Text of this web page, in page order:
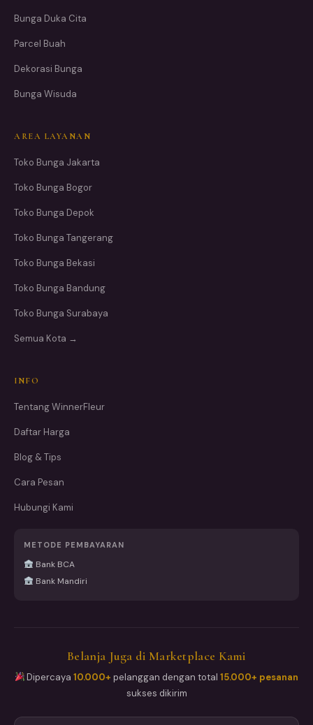
Bunga Duka Cita
Parcel Buah
Dekorasi Bunga
Bunga Wisuda
AREA LAYANAN
Toko Bunga Jakarta
Toko Bunga Bogor
Toko Bunga Depok
Toko Bunga Tangerang
Toko Bunga Bekasi
Toko Bunga Bandung
Toko Bunga Surabaya
Semua Kota →
INFO
Tentang WinnerFleur
Daftar Harga
Blog & Tips
Cara Pesan
Hubungi Kami
METODE PEMBAYARAN
Bank BCA
Bank Mandiri
Belanja Juga di Marketplace Kami
Dipercaya10.000+ pelanggan dengan total15.000+ pesanan
sukses dikirim